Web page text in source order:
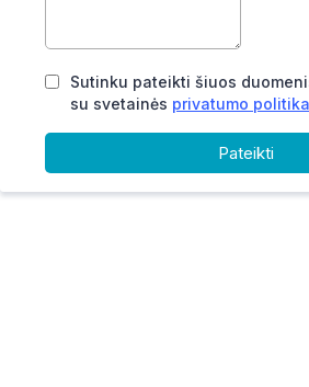
Sutinku pateikti šiuos
su svetainės privatumo politika
Pateikti